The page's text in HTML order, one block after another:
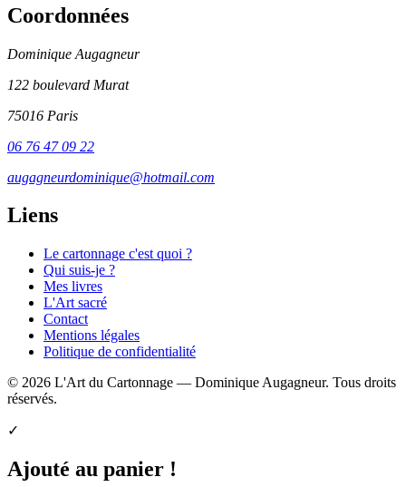
Coordonnées
Dominique Augagneur
122 boulevard Murat
75016 Paris
06 76 47 09 22
augagneurdominique@hotmail.com
Liens
Le cartonnage c'est quoi ?
Qui suis-je ?
Mes livres
L'Art sacré
Contact
Mentions légales
Politique de confidentialité
© 2026 L'Art du Cartonnage — Dominique Augagneur. Tous droits
réservés.
✓
Ajouté au panier !